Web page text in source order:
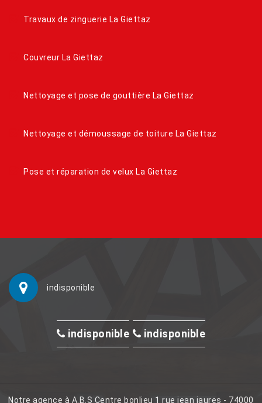
Travaux de zinguerie La Giettaz
Couvreur La Giettaz
Nettoyage et pose de gouttière La Giettaz
Nettoyage et démoussage de toiture La Giettaz
Pose et réparation de velux La Giettaz
indisponible
indisponible indisponible
Notre agence à A.B.S Centre bonlieu 1 rue jean jaures - 74000